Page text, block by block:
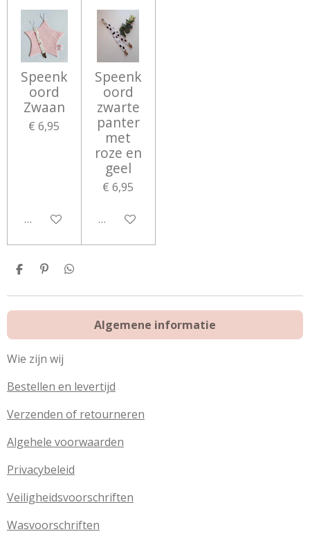
Speenk
oord
Zwaan
€ 6,95
Bekijk details
Speenk
oord
zwarte
panter
met
roze en
geel
€ 6,95
Bekijk details
D
l
P
n
D
l
Algemene informatie
Wie zijn wij
Bestellen en levertijd
Verzenden of retourneren
Algehele voorwaarden
Privacybeleid
Veiligheidsvoorschriften
Wasvoorschriften